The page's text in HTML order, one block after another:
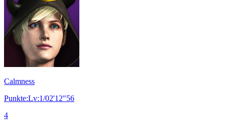
Calmness
Punkte:Lv:1/02'12"56
4